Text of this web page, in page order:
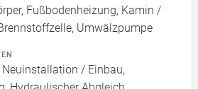
Fußbodenheizung, Kamin /
Umwälzpumpe
Neuinstallation / Einbau,